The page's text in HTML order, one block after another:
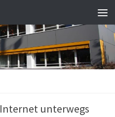
unterwegs